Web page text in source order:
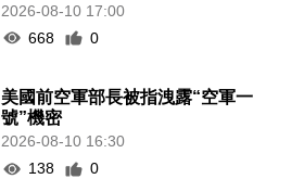
2026-08-10 17:00
668
0
美國前空軍部長被指洩露“空軍一
號”機密
2026-08-10 16:30
138
0